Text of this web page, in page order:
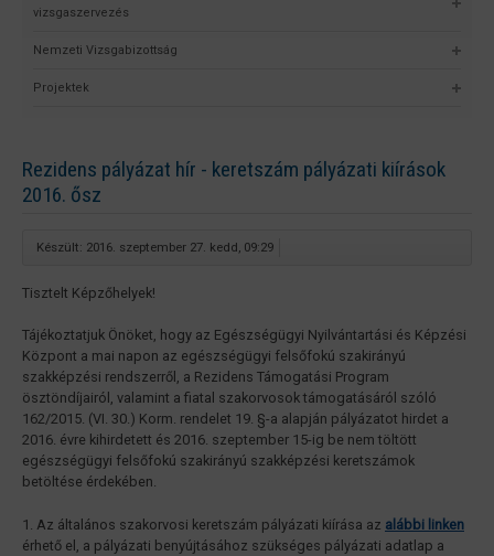
vizsgaszervezés
Nemzeti Vizsgabizottság
Projektek
Rezidens pályázat hír - keretszám pályázati kiírások
2016. ősz
Készült: 2016. szeptember 27. kedd, 09:29
Tisztelt Képzőhelyek!
Tájékoztatjuk Önöket, hogy az Egészségügyi Nyilvántartási és Képzési
Központ a mai napon az egészségügyi felsőfokú szakirányú
szakképzési rendszerről, a Rezidens Támogatási Program
ösztöndíjairól, valamint a fiatal szakorvosok támogatásáról szóló
162/2015. (VI. 30.) Korm. rendelet 19. §-a alapján pályázatot hirdet a
2016. évre kihirdetett és 2016. szeptember 15-ig be nem töltött
egészségügyi felsőfokú szakirányú szakképzési keretszámok
betöltése érdekében.
1. Az általános szakorvosi keretszám pályázati kiírása az alábbi linken
érhető el, a pályázati benyújtásához szükséges pályázati adatlap a